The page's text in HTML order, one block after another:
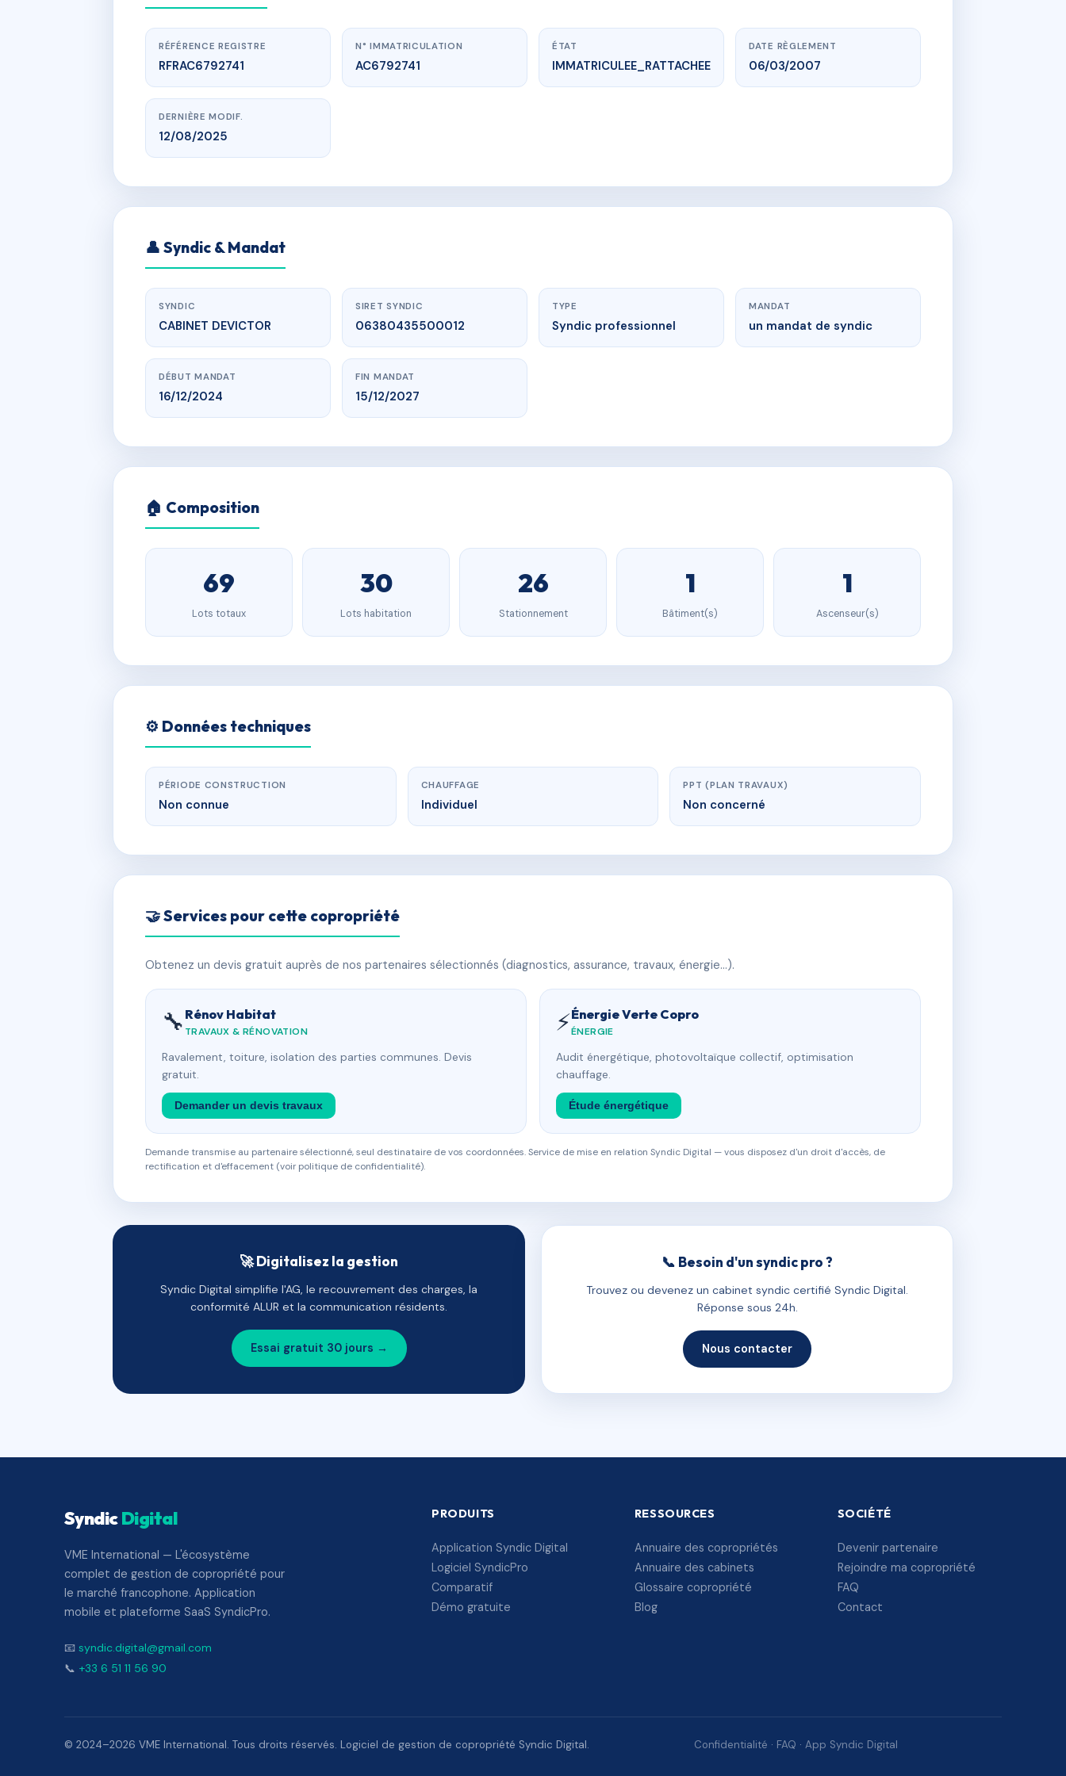
RÉFÉRENCE REGISTRE
RFRAC6792741
N° IMMATRICULATION
AC6792741
ÉTAT
IMMATRICULEE_RATTACHEE
DATE RÈGLEMENT
06/03/2007
DERNIÈRE MODIF.
12/08/2025
👤 Syndic & Mandat
SYNDIC
CABINET DEVICTOR
SIRET SYNDIC
06380435500012
TYPE
Syndic professionnel
MANDAT
un mandat de syndic
DÉBUT MANDAT
16/12/2024
FIN MANDAT
15/12/2027
🏠 Composition
69
Lots totaux
30
Lots habitation
26
Stationnement
1
Bâtiment(s)
1
Ascenseur(s)
⚙️ Données techniques
PÉRIODE CONSTRUCTION
Non connue
CHAUFFAGE
Individuel
PPT (PLAN TRAVAUX)
Non concerné
🤝 Services pour cette copropriété
Obtenez un devis gratuit auprès de nos partenaires sélectionnés (diagnostics, assurance, travaux, énergie…).
🔧 Rénov Habitat
TRAVAUX & RÉNOVATION
Ravalement, toiture, isolation des parties communes. Devis
gratuit.
Demander un devis travaux
⚡Énergie Verte Copro
ÉNERGIE
Audit énergétique, photovoltaïque collectif, optimisation
chauffage.
Étude énergétique
Demande transmise au partenaire sélectionné, seul destinataire de vos coordonnées. Service de mise en relation Syndic Digital — vous disposez d'un droit d'accès, de
rectification et d'effacement (voir politique de confidentialité).
🚀 Digitalisez la gestion
Syndic Digital simplifie l'AG, le recouvrement des charges, la
conformité ALUR et la communication résidents.
Essai gratuit 30 jours →
📞 Besoin d'un syndic pro ?
Trouvez ou devenez un cabinet syndic certifié Syndic Digital.
Réponse sous 24h.
Nous contacter
SyndicDigital
VME International — L'écosystème
complet de gestion de copropriété pour
le marché francophone. Application
mobile et plateforme SaaS SyndicPro.
📧 syndic.digital@gmail.com
📞 +33 6 51 11 56 90
PRODUITS
Application Syndic Digital
Logiciel SyndicPro
Comparatif
Démo gratuite
RESSOURCES
Annuaire des copropriétés
Annuaire des cabinets
Glossaire copropriété
Blog
SOCIÉTÉ
Devenir partenaire
Rejoindre ma copropriété
FAQ
Contact
© 2024–2026 VME International. Tous droits réservés. Logiciel de gestion de copropriété Syndic Digital. Confidentialité · FAQ · App Syndic Digital